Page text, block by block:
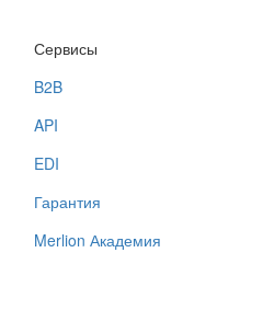
Сервисы
B2B
API
EDI
Гарантия
Merlion Академия